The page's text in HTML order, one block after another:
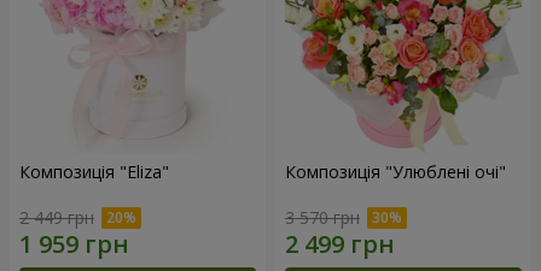
Композиція "Eliza"
2 449 грн
Композиція "Улюблені очі"
3 570 грн